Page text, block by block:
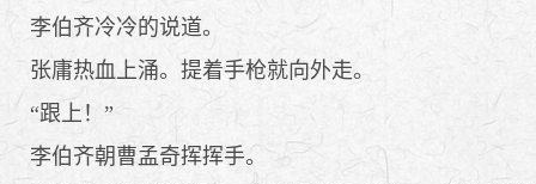
李伯齐冷冷的说道。
张庸热血上涌。提着手枪就向外走。
“跟上！”
李伯齐朝曹孟奇挥挥手。